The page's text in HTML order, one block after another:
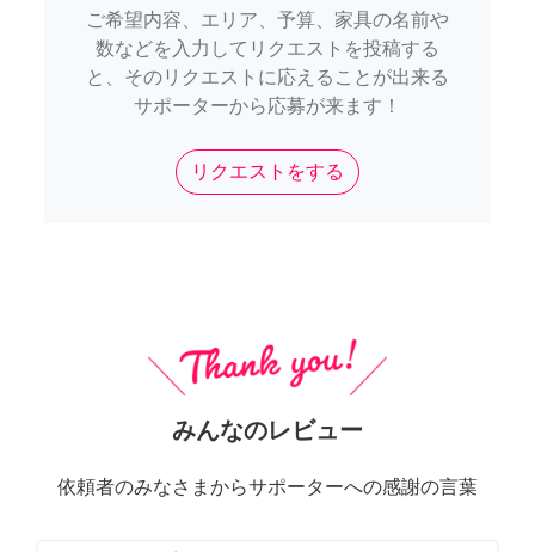
ご希望内容、エリア、予算、家具の名前や
数などを入力してリクエストを投稿する
と、そのリクエストに応えることが出来る
サポーターから応募が来ます！
リクエストをする
みんなのレビュー
依頼者のみなさまからサポーターへの感謝の言葉